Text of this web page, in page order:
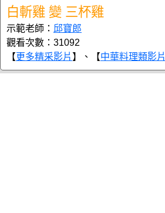
白斬雞 變 三杯雞
示範老師： 邱寶郎
觀看次數：31092
【更多精采影片 】、【中華料理類影片